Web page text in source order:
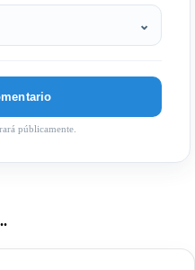
públicamente.